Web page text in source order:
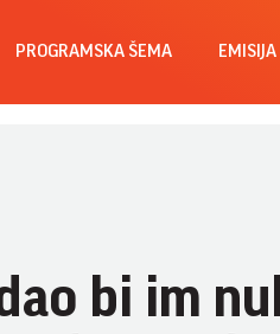
PROGRAMSKA ŠEMA EMISIJA
bi im